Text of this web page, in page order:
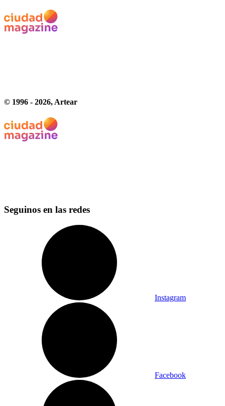
© 1996 - 2026, Artear
Seguinos en las redes
Instagram
Facebook